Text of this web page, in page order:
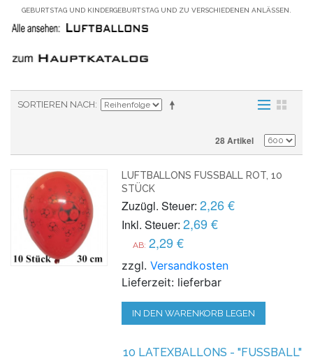
GEBURTSTAG UND KINDERGEBURTSTAG UND ZU VERSCHIEDENEN ANLÄSSEN.
SORTIEREN NACH
28 Artikel
LUFTBALLONS FUSSBALL ROT, 10 S
TÜCK
Zuzügl. Steuer: 2,26 €
Inkl. Steuer: 2,69 €
AB: 2,29 €
zzgl.Versandkosten
Lieferzeit: lieferbar
IN DEN WARENKORB LEGEN
10 LATEXBALLONS - "FUSSBALL"